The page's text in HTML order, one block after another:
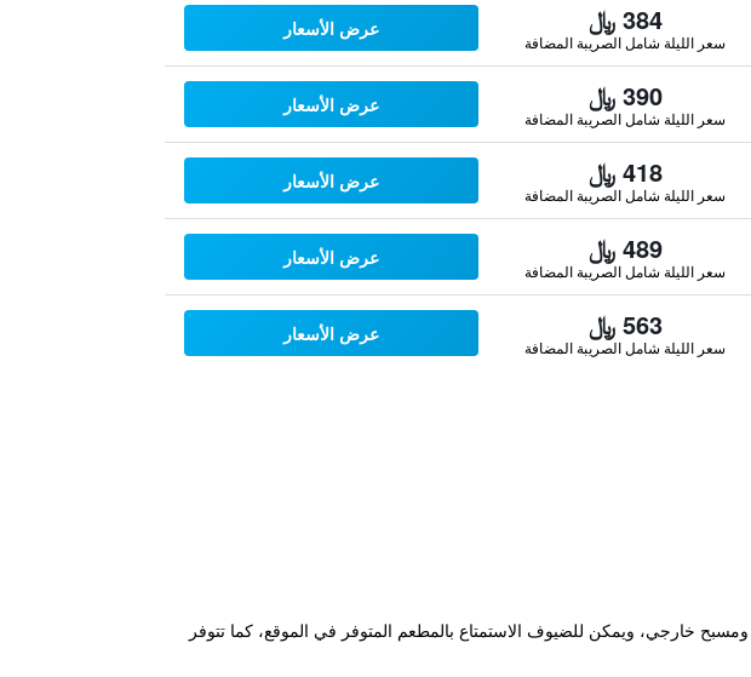
384 ﷼
سعر الليلة شامل الصريبة المضافة
عرض الأسعار
390 ﷼
سعر الليلة شامل الصريبة المضافة
عرض الأسعار
418 ﷼
سعر الليلة شامل الصريبة المضافة
عرض الأسعار
489 ﷼
سعر الليلة شامل الصريبة المضافة
عرض الأسعار
563 ﷼
سعر الليلة شامل الصريبة المضافة
عرض الأسعار
فاي مجانًا وجيم ومسبح خارجي، ويمكن للضيوف الاستمتاع بالمطعم المتوفر في الموقع، كما تتوفر